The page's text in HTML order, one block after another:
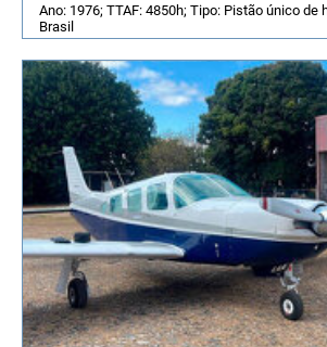
Ano: 1976; TTAF: 4850h; Tipo: Pistão único de
Brasil